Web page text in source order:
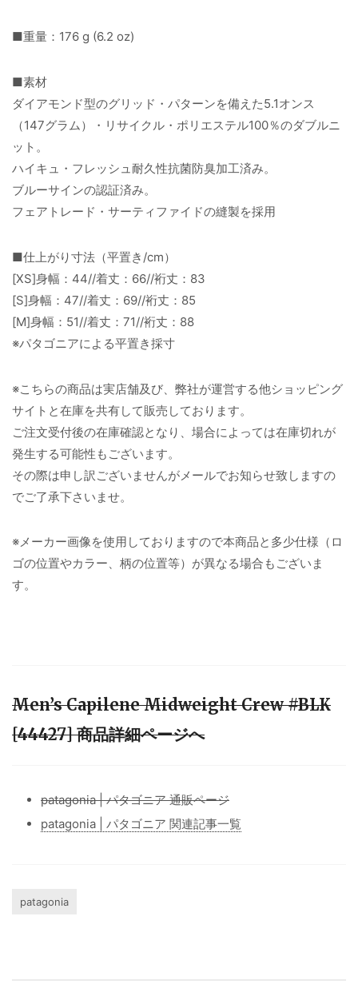
■重量：176 g (6.2 oz)
■素材
ダイアモンド型のグリッド・パターンを備えた5.1オンス
（147グラム）・リサイクル・ポリエステル100％のダブルニ
ット。
ハイキュ・フレッシュ耐久性抗菌防臭加工済み。
ブルーサインの認証済み。
フェアトレード・サーティファイドの縫製を採用
■仕上がり寸法（平置き/cm）
[XS]身幅：44//着丈：66//裄丈：83
[S]身幅：47//着丈：69//裄丈：85
[M]身幅：51//着丈：71//裄丈：88
※パタゴニアによる平置き採寸
※こちらの商品は実店舗及び、弊社が運営する他ショッピング
サイトと在庫を共有して販売しております。
ご注文受付後の在庫確認となり、場合によっては在庫切れが
発生する可能性もございます。
その際は申し訳ございませんがメールでお知らせ致しますの
でご了承下さいませ。
※メーカー画像を使用しておりますので本商品と多少仕様（ロ
ゴの位置やカラー、柄の位置等）が異なる場合もございま
す。
Men’s Capilene Midweight Crew #BLK
[44427] 商品詳細ページへ
patagonia | パタゴニア 通販ページ
patagonia | パタゴニア 関連記事一覧
patagonia